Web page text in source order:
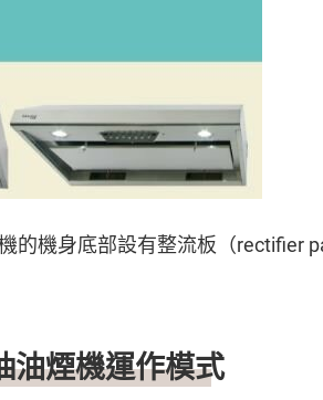
的機身底部設有整流板（rectifier
油煙機運作模式